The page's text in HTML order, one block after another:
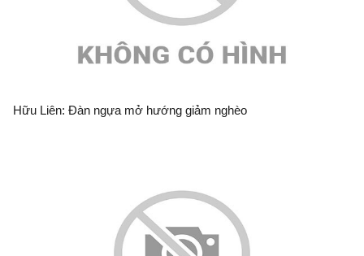
Hữu Liên: Đàn ngựa mở hướng giảm nghèo